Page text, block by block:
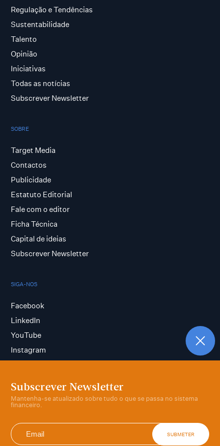
Subscrever Newsletter
Mantenha-se atualizado sobre tudo o que se passa no sistema
financeiro.
SUBMETER
Regulação e Tendências
Sustentabilidade
Talento
Opinião
Iniciativas
Todas as notícias
Subscrever Newsletter
SOBRE
Target Media
Contactos
Publicidade
Estatuto Editorial
Fale com o editor
Ficha Técnica
Capital de ideias
Subscrever Newsletter
SIGA-NOS
Facebook
LinkedIn
YouTube
Instagram
Termos e condições
Política de privacidade